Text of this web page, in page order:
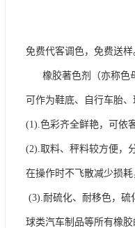
免费代客调色，免费送
橡胶著色剂（亦称色母
可作为鞋底、自行车胎
(1).色彩齐全鲜艳，可依
(2).取料、秤料较方便，
在操作时不飞散减少损耗
(3).耐硫化、耐移色，硫
球类汽车制品等所有橡